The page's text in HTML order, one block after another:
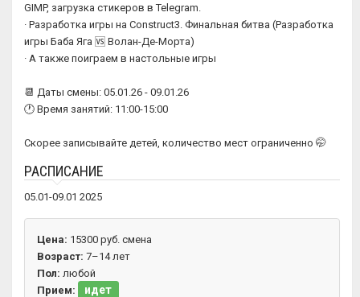
GIMP, загрузка стикеров в Telegram.
· Разработка игры на Construct3. Финальная битва (Разработка
игры Баба Яга 🆚 Волан-Де-Морта)
· А также поиграем в настольные игры
📆 Даты смены: 05.01.26 - 09.01.26
🕐 Время занятий: 11:00-15:00
Скорее записывайте детей, количество мест ограниченно 🤭
РАСПИСАНИЕ
05.01-09.01 2025
Цена: 15300 руб. смена
Возраст: 7–14 лет
Пол: любой
Прием:
идет